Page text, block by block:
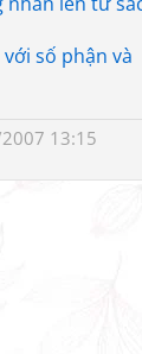
số phận và
13:15